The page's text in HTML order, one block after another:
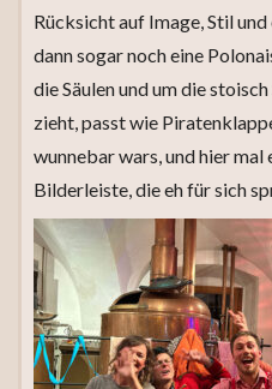
Rücksicht auf Image, Stil
dann sogar noch eine
die Säulen und um die
zieht, passt wie
wunnebar wars, und hier
Bilderleiste, die eh für sich